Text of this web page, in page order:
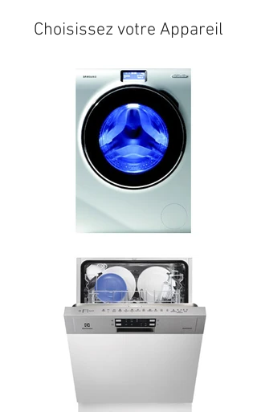
Choisissez votre Appareil